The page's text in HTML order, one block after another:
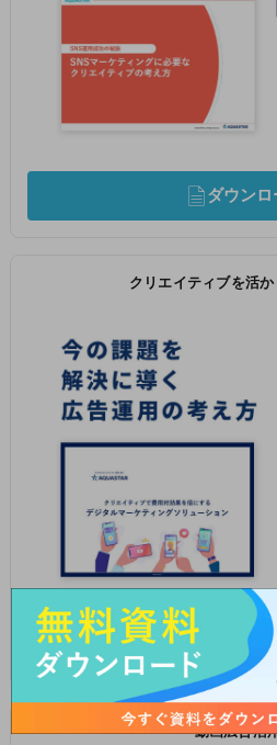
ダウンロ
クリエイティブを活
ダウン
動画広告活